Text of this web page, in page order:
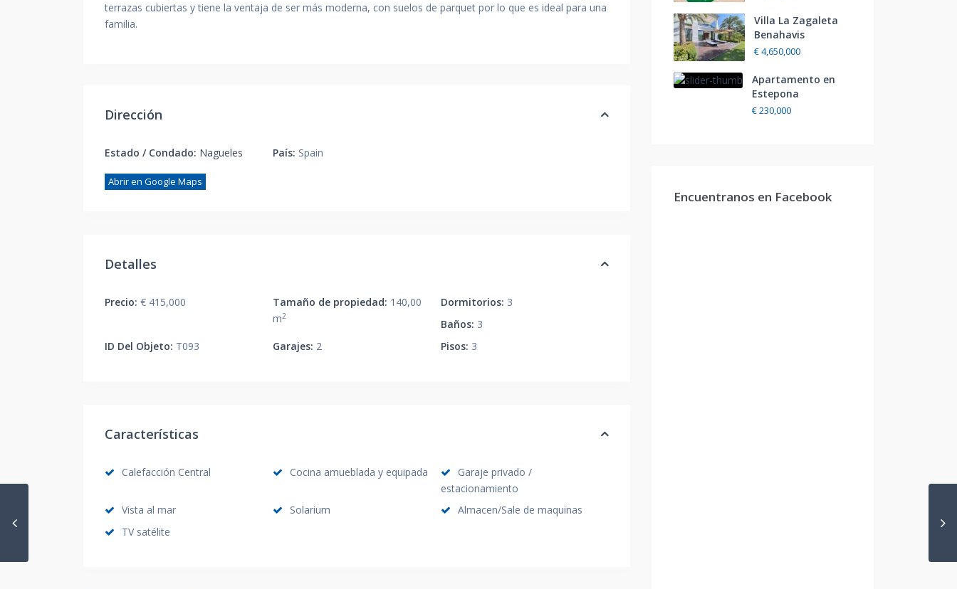
terrazas cubiertas y tiene la ventaja de ser más moderna, con suelos de parquet por lo que es ideal para una
familia.
Dirección
Estado / Condado: Nagueles País: Spain
Abrir en Google Maps
Detalles
Precio: € 415,000 Tamaño de propiedad: 140,00
m2
Dormitorios: 3
Baños: 3
ID Del Objeto: T093 Garajes: 2 Pisos: 3
Características
Calefacción Central Cocina amueblada y equipada
Garaje privado /
estacionamiento
Vista al mar
Solarium
Almacen/Sale de maquinas
TV satélite
Villa La Zagaleta
Benahavis
€ 4,650,000
Apartamento en
Estepona
€ 230,000
Encuentranos en Facebook